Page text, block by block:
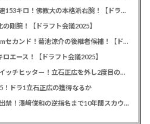
カープドラ5赤木晴哉！191cm最速153キロ！佛教大の本格派右腕！【ドラフト会議2025】
剛腕！【ドラフト会議2025】
カープドラ3勝田成！近畿大163cmセカンド！菊池涼介の後継者候補！【ドラフト会議2025】
エース！【ドラフト会議2025】
カープドラ1平川蓮！187cmのスイッチヒッター！立石正広を外し2度目の重複も新井監督がクジを引き当てる！【ドラフト会議2025】
！ドラ1立石正広の獲得なるか
緒方孝市カープドラ3指名で青学出禁！澤﨑俊和の逆指名まで10年間スカウト出禁